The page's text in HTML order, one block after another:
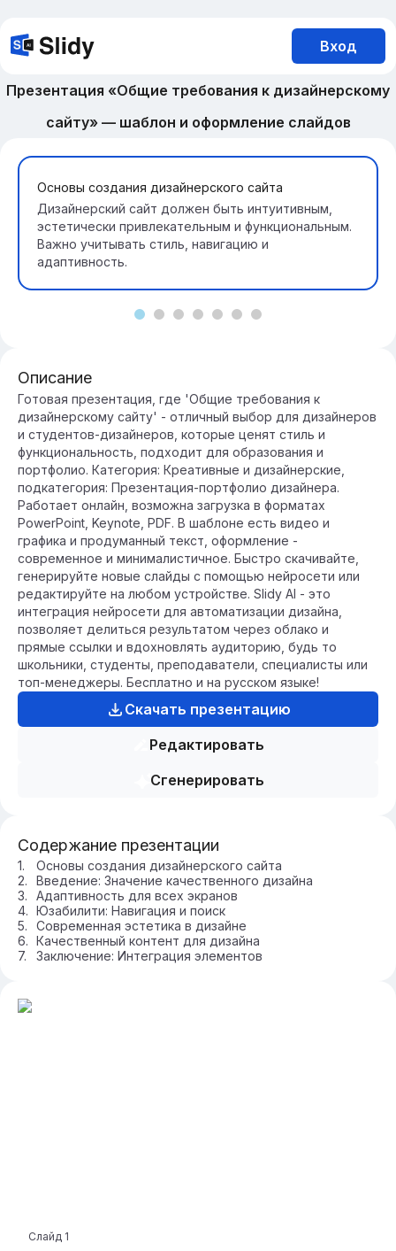
Вход
Презентация «Общие требования к дизайнерскому
сайту» — шаблон и оформление слайдов
Основы создания дизайнерского сайта
Дизайнерский сайт должен быть интуитивным,
эстетически привлекательным и функциональным.
Важно учитывать стиль, навигацию и
адаптивность.
Описание
Готовая презентация, где 'Общие требования к
дизайнерскому сайту' - отличный выбор для дизайнеров
и студентов-дизайнеров, которые ценят стиль и
функциональность, подходит для образования и
портфолио. Категория: Креативные и дизайнерские,
подкатегория: Презентация-портфолио дизайнера.
Работает онлайн, возможна загрузка в форматах
PowerPoint, Keynote, PDF. В шаблоне есть видео и
графика и продуманный текст, оформление -
современное и минималистичное. Быстро скачивайте,
генерируйте новые слайды с помощью нейросети или
редактируйте на любом устройстве. Slidy AI - это
интеграция нейросети для автоматизации дизайна,
позволяет делиться результатом через облако и
прямые ссылки и вдохновлять аудиторию, будь то
школьники, студенты, преподаватели, специалисты или
топ-менеджеры. Бесплатно и на русском языке!
Скачать презентацию
Редактировать
Сгенерировать
Содержание презентации
Основы создания дизайнерского сайта
Введение: Значение качественного дизайна
Адаптивность для всех экранов
Юзабилити: Навигация и поиск
Современная эстетика в дизайне
Качественный контент для дизайна
Заключение: Интеграция элементов
Слайд 1